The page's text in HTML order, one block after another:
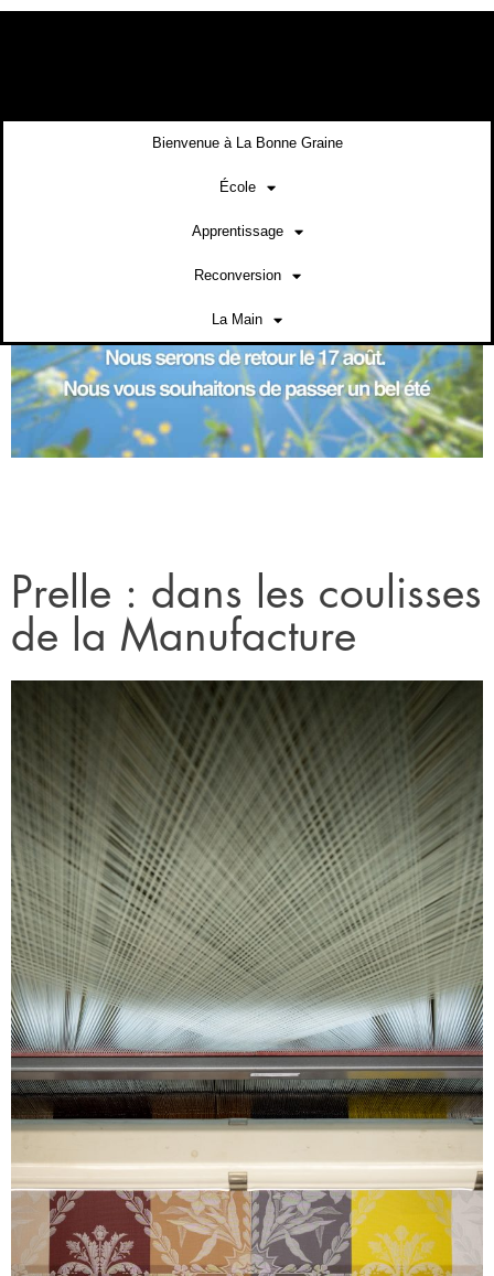
Bienvenue à La Bonne Graine
École
Apprentissage
Reconversion
La Main
Prelle : dans les coulisses
de la Manufacture